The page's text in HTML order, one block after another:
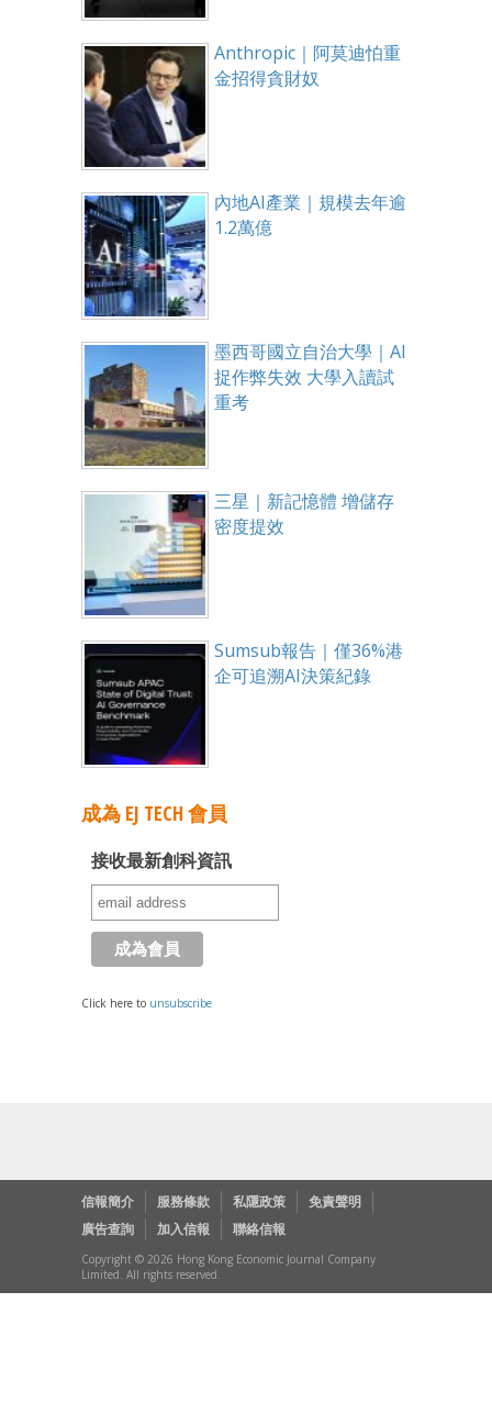
Anthropic｜阿莫迪怕重
金招得貪財奴
內地AI產業｜規模去年逾
1.2萬億
墨西哥國立自治大學｜AI
捉作弊失效 大學入讀試
重考
三星｜新記憶體 增儲存
密度提效
Sumsub報告｜僅36%港
企可追溯AI決策紀錄
成為 EJ TECH 會員
接收最新創科資訊
Click here to unsubscribe
信報簡介 服務條款 私隱政策
免責聲明
廣告查詢
加入信報 聯絡信報
Copyright © 2026 Hong Kong Economic Journal Company
Limited. All rights reserved.